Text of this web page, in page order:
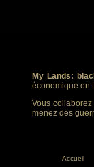
My Lands:
économique en
Vous
menez des
Accueil